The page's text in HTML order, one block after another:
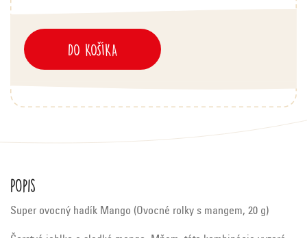
DO KOŠÍKA
Popis
Super ovocný hadík Mango (Ovocné rolky s mangem, 20 g)